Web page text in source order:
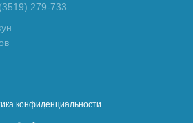
279-733
конфиденциальности